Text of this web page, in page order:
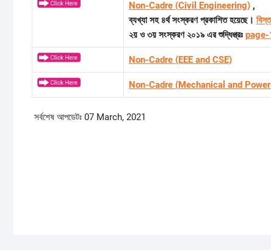
Non-Cadre (Civil Engineering) ,
ব্যখ্যা সহ ৪র্থসংস্করণ প্রকাশিত হয়েছে।
২য় ও ৩য় সংস্করণ ২০১৯ এর শুদ্ধিপ্ত্রঃ page-
Non-Cadre (EEE and CSE)
Non-Cadre (Mechanical and
সর্বশেষ আপডেটঃ 07 March, 2021